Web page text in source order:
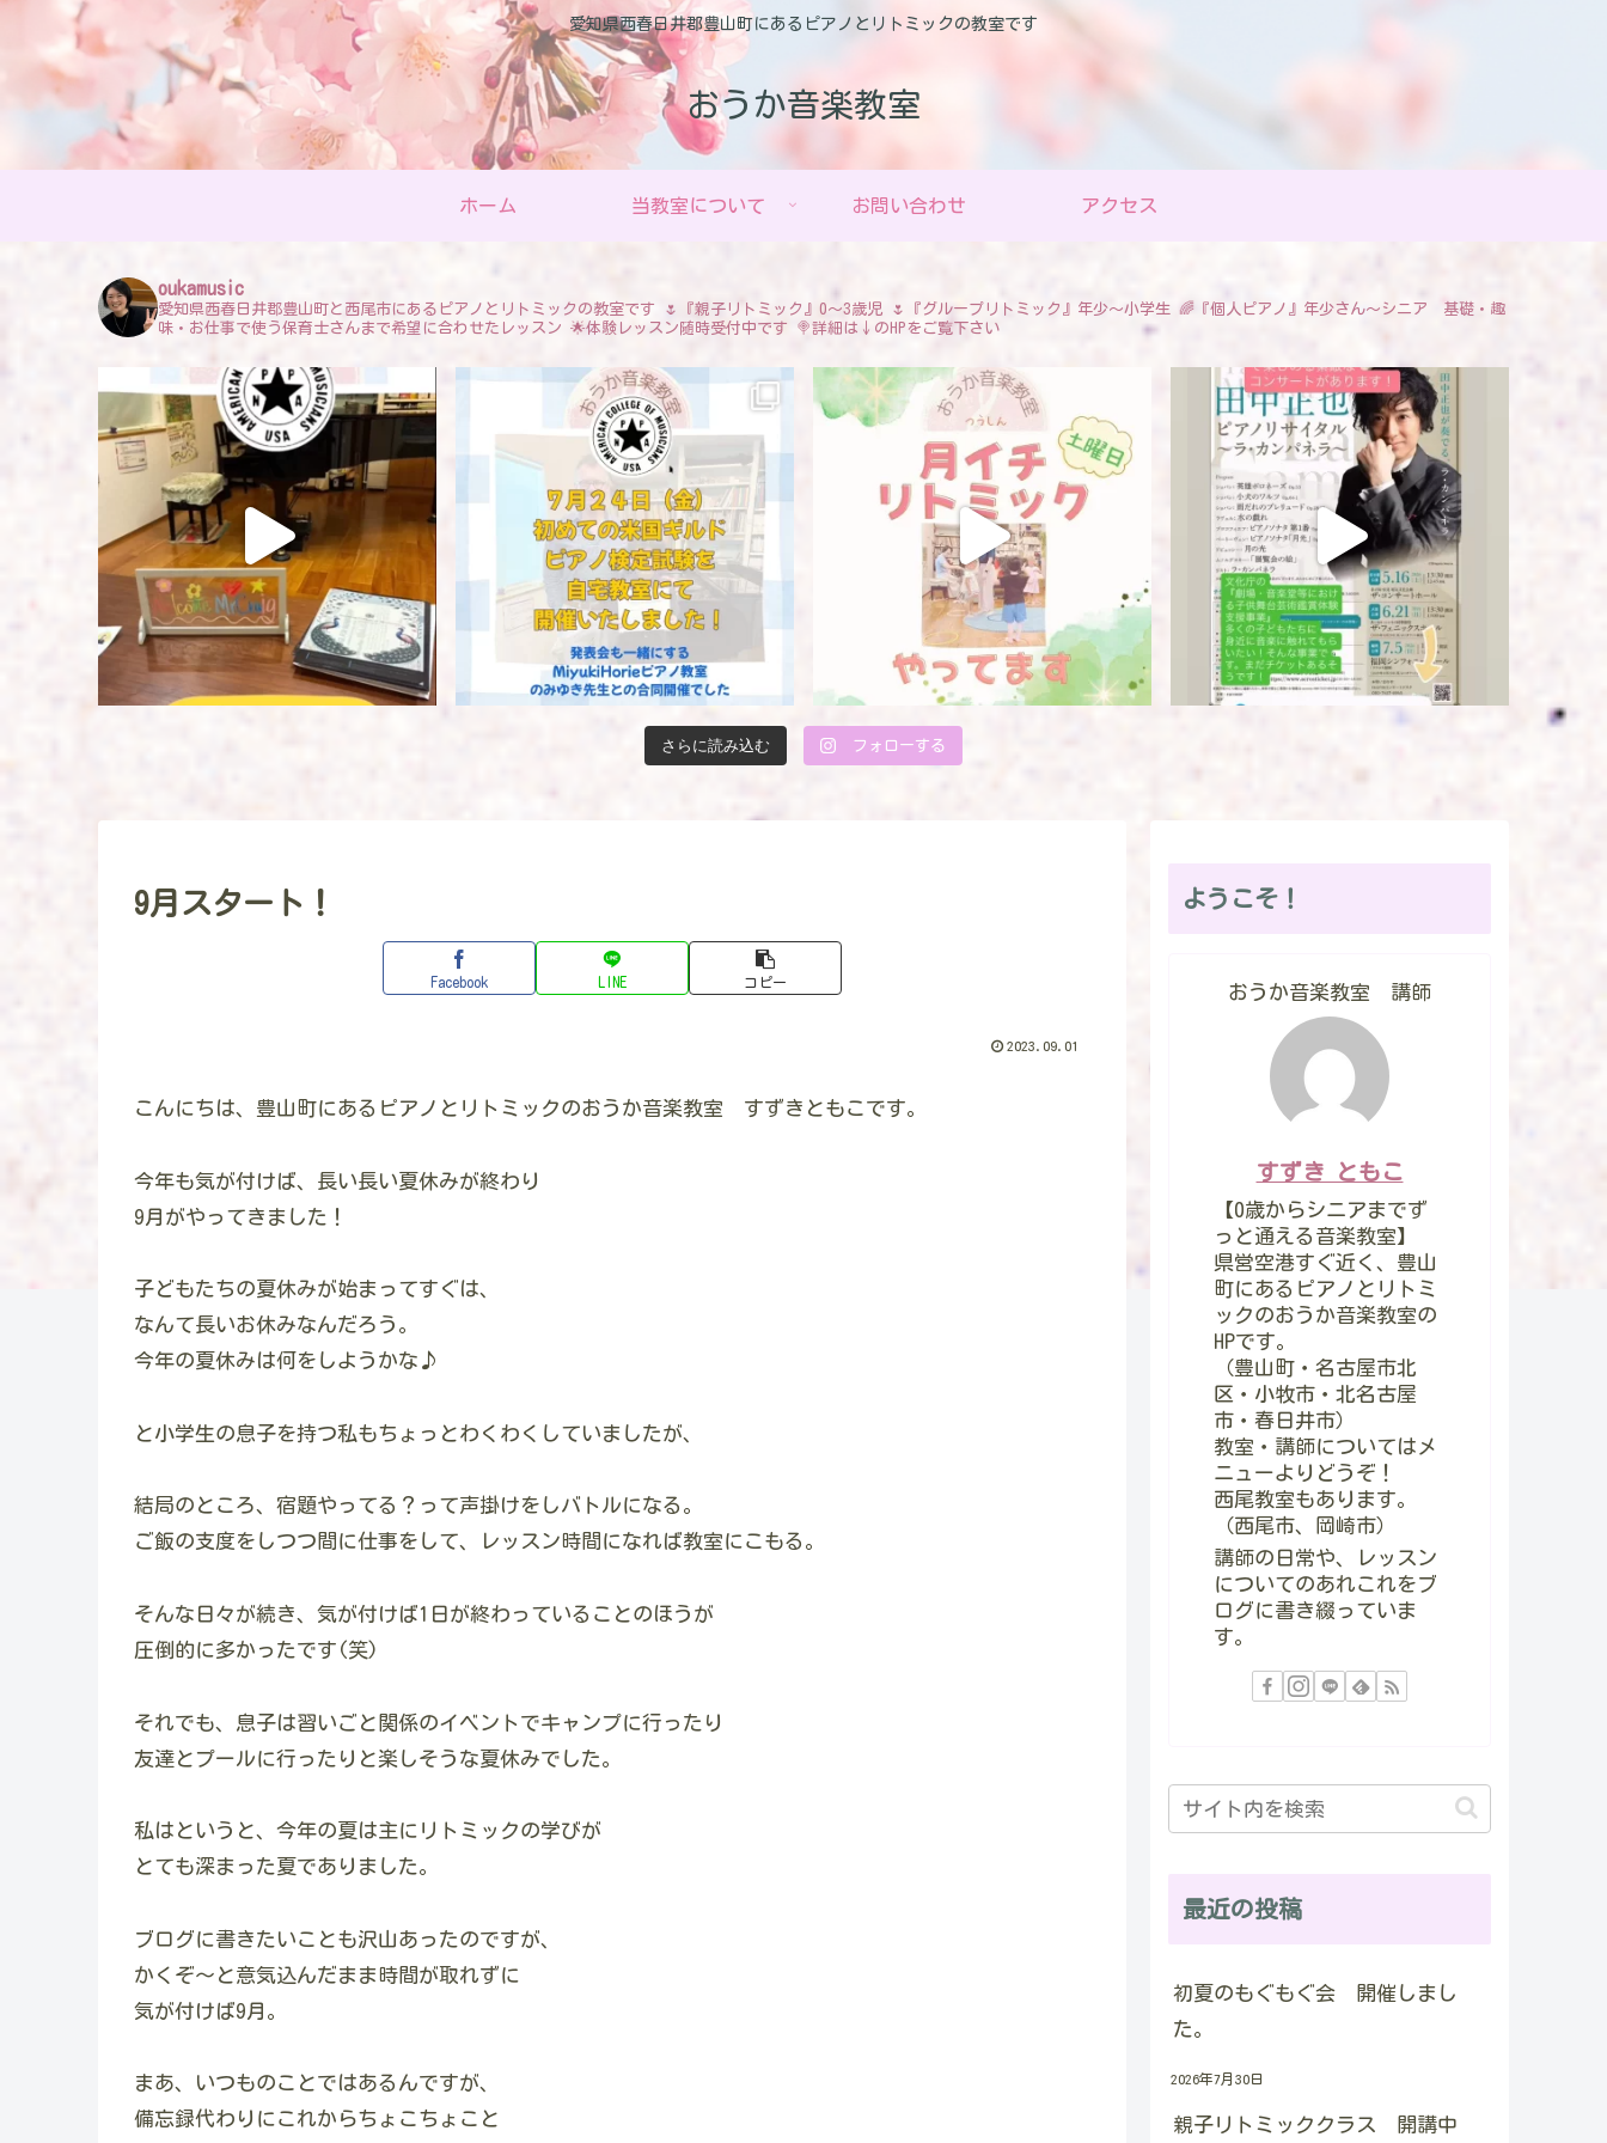
愛知県西春日井郡豊山町にあるピアノとリトミックの教室です
おうか音楽教室
ホーム 当教室について お問い合わせ アクセス
oukamusic
愛知県西春日井郡豊山町と西尾市にあるピアノとリトミックの教室です 🌷『親子リトミック』0〜3歳児 🌷『グループリトミック』年少〜小学生 🌈『個人ピアノ』年少さん〜シニア 基礎・趣
味・お仕事で使う保育士さんまで希望に合わせたレッスン 🌟体験レッスン随時受付中です 🍭詳細は↓のHPをご覧下さい
さらに読み込む フォローする
9月スタート！
Facebook LINE コピー
2023.09.01
こんにちは、豊山町にあるピアノとリトミックのおうか音楽教室 すずきともこです。
今年も気が付けば、長い長い夏休みが終わり
9月がやってきました！
子どもたちの夏休みが始まってすぐは、
なんて長いお休みなんだろう。
今年の夏休みは何をしようかな♪
と小学生の息子を持つ私もちょっとわくわくしていましたが、
結局のところ、宿題やってる？って声掛けをしバトルになる。
ご飯の支度をしつつ間に仕事をして、レッスン時間になれば教室にこもる。
そんな日々が続き、気が付けば1日が終わっていることのほうが
圧倒的に多かったです(笑)
それでも、息子は習いごと関係のイベントでキャンプに行ったり
友達とプールに行ったりと楽しそうな夏休みでした。
私はというと、今年の夏は主にリトミックの学びが
とても深まった夏でありました。
ブログに書きたいことも沢山あったのですが、
かくぞ～と意気込んだまま時間が取れずに
気が付けば9月。
まあ、いつものことではあるんですが、
備忘録代わりにこれからちょこちょこと
ようこそ！
おうか音楽教室 講師
すずき ともこ
【0歳からシニアまでず
っと通える音楽教室】
県営空港すぐ近く、豊山
町にあるピアノとリトミ
ックのおうか音楽教室の
HPです。
（豊山町・名古屋市北
区・小牧市・北名古屋
市・春日井市）
教室・講師についてはメ
ニューよりどうぞ！
西尾教室もあります。
（西尾市、岡崎市）
講師の日常や、レッスン
についてのあれこれをブ
ログに書き綴っていま
す。
最近の投稿
初夏のもぐもぐ会 開催しまし
た。
2026年7月30日
親子リトミッククラス 開講中